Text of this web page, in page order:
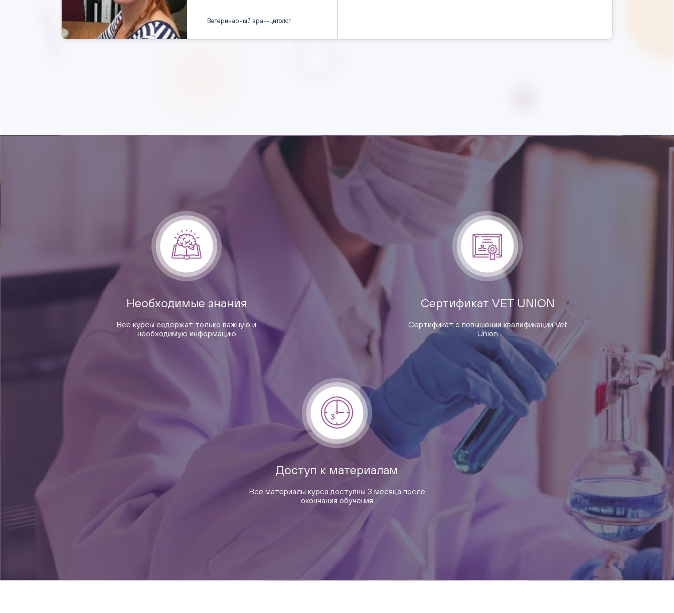
Ветеринарный врач-цитолог
Необходимые знания
Все курсы содержат только важную и
необходимую информацию
Сертификат VET UNION
Сертификат о повышении квалификации Vet
Union
Доступ к материалам
Все материалы курса доступны 3 месяца после
окончания обучения